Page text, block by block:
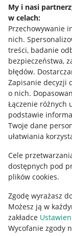
My i nasi
w celach:
Przechowywanie
nich.
treści, badanie
bezpieczeństwa,
błędów.
Zapisanie decyzji
o nich.
Łączenie różnych
podstawie
Twoje dane
ułatwiania
Cele
dostępnych pod
plików cookies.
Zgodę wyrażasz
Możesz ją w
zakładce
Wycofanie zgody
Allegro Gadane
Allegro Gadane
Mapa
Informacje
Regulamin
Polityka plików
Ustawienia
Udostępnianie
Informacje dla
Pobierz